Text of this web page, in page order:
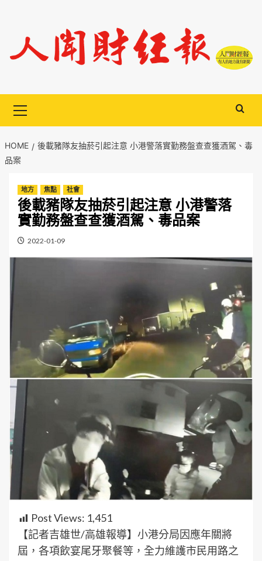
content
Menu
HOME
後載豬隊友抽菸引起注意 小港警落實勤務盤查查獲酒駕、毒
品案
地方 焦點 社會
後載豬隊友抽菸引起注意 小港警落
實勤務盤查查獲酒駕、毒品案
2022-01-09
Post Views: 1,451
【記者吉雄世/高雄報導】小港分局因應年關將
屆，各項飲宴尾牙聚餐等，全力維護市民用路之